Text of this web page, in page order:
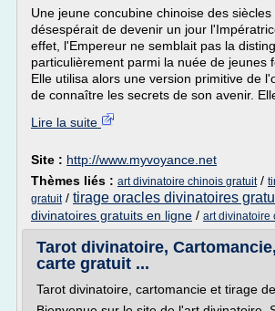
Une jeune concubine chinoise des siècles
désespérait de devenir un jour
effet, l'Empereur ne semblait pas la
particulièrement parmi la nuée de jeunes
Elle utilisa alors une version primitive de
de connaître les secrets de son avenir.
Lire la suite
Site : http://www.myvoyance.net
Thèmes liés : art divinatoire chinois gratuit/
gratuit/ tirage oracles divinatoires
divinatoires gratuits en ligne / art divinatoire
Tarot divinatoire,
carte gratuit ...
Tarot divinatoire, cartomancie et tirage